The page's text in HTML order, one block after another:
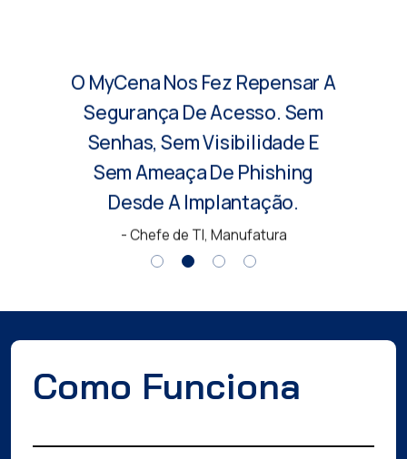
O MyCena Nos Fez Repensar A
Segurança De Acesso. Sem
Senhas, Sem Visibilidade E
Sem Ameaça De Phishing
Desde A Implantação.
- Chefe de TI, Manufatura
Como Funciona